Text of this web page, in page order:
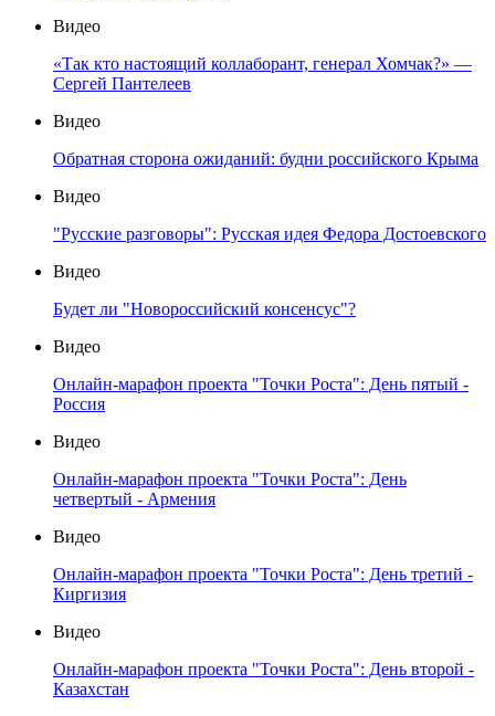
Видео
«Так кто настоящий коллаборант, генерал Хомчак?» —
Сергей Пантелеев
Видео
Обратная сторона ожиданий: будни российского Крыма
Видео
"Русские разговоры": Русская идея Федора Достоевского
Видео
Будет ли "Новороссийский консенсус"?
Видео
Онлайн-марафон проекта "Точки Роста": День пятый -
Россия
Видео
Онлайн-марафон проекта "Точки Роста": День
четвертый - Армения
Видео
Онлайн-марафон проекта "Точки Роста": День третий -
Киргизия
Видео
Онлайн-марафон проекта "Точки Роста": День второй -
Казахстан